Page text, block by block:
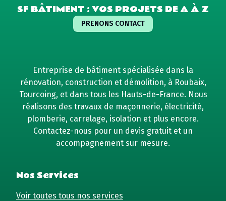
SF BÂTIMENT : VOS PROJETS DE A À Z
PRENONS CONTACT
Entreprise de bâtiment spécialisée dans la
rénovation, construction et démolition, à Roubaix,
Tourcoing, et dans tous les Hauts-de-France. Nous
réalisons des travaux de maçonnerie, électricité,
plomberie, carrelage, isolation et plus encore.
Contactez-nous pour un devis gratuit et un
accompagnement sur mesure.
Nos Services
Voir toutes tous nos services